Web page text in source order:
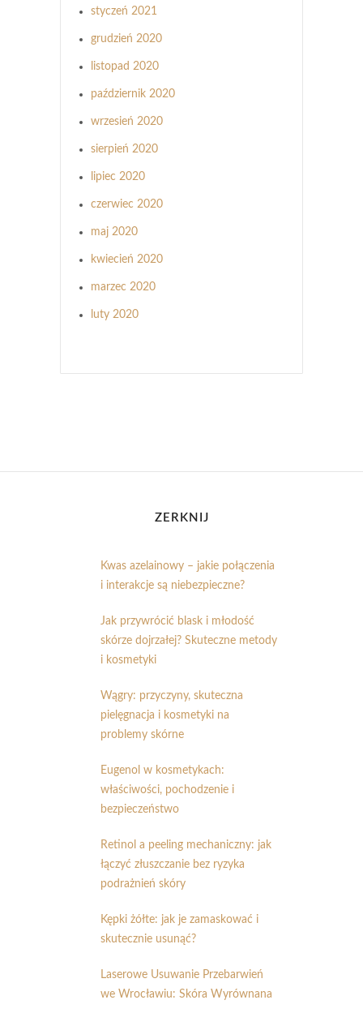
styczeń 2021
grudzień 2020
listopad 2020
październik 2020
wrzesień 2020
sierpień 2020
lipiec 2020
czerwiec 2020
maj 2020
kwiecień 2020
marzec 2020
luty 2020
ZERKNIJ
Kwas azelainowy – jakie połączenia
i interakcje są niebezpieczne?
Jak przywrócić blask i młodość
skórze dojrzałej? Skuteczne metody
i kosmetyki
Wągry: przyczyny, skuteczna
pielęgnacja i kosmetyki na
problemy skórne
Eugenol w kosmetykach:
właściwości, pochodzenie i
bezpieczeństwo
Retinol a peeling mechaniczny: jak
łączyć złuszczanie bez ryzyka
podrażnień skóry
Kępki żółte: jak je zamaskować i
skutecznie usunąć?
Laserowe Usuwanie Przebarwień
we Wrocławiu: Skóra Wyrównana